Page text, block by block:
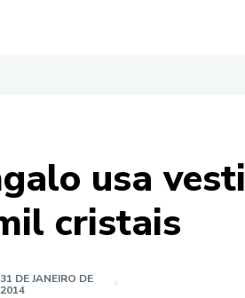
usa
cristais
31 DE JANEIRO DE
2014